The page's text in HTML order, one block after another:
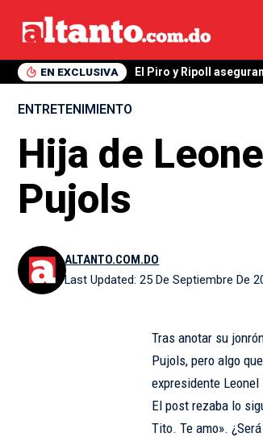
EN EXCLUSIVA El Piro y Ripoll
ENTRETENIMIENTO
Hija de
Pujols
Last Updated: 25 De Septiembre De
ALTANTO.COM.DO
Tras anotar su
Pujols, pero algo
expresidente
El post rezaba lo
Tito. Te amo».